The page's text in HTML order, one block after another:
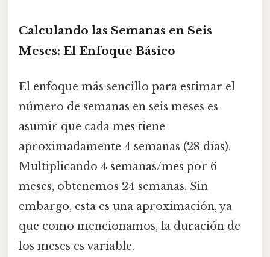
Calculando las Semanas en Seis
Meses: El Enfoque Básico
El enfoque más sencillo para estimar el
número de semanas en seis meses es
asumir que cada mes tiene
aproximadamente 4 semanas (28 días).
Multiplicando 4 semanas/mes por 6
meses, obtenemos 24 semanas. Sin
embargo, esta es una aproximación, ya
que como mencionamos, la duración de
los meses es variable.